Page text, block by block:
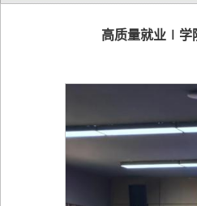
高质量就业∣学